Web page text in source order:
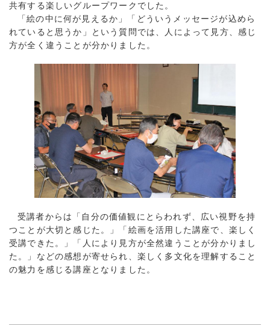
共有する楽しいグループワークでした。
「絵の中に何が見えるか」「どういうメッセージが込めら
れていると思うか」という質問では、人によって見方、感じ
方が全く違うことが分かりました。
受講者からは「自分の価値観にとらわれず、広い視野を持
つことが大切と感じた。」「絵画を活用した講座で、楽しく
受講できた。」「人により見方が全然違うことが分かりまし
た。」などの感想が寄せられ、楽しく多文化を理解すること
の魅力を感じる講座となりました。